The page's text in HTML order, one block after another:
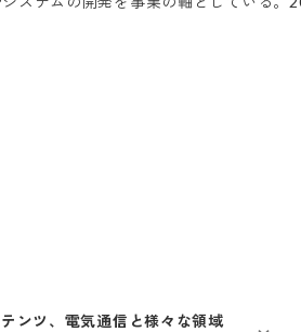
ンツ、電気通信と様々な領域